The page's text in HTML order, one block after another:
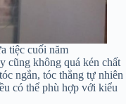
tiệc cuối năm
cũng không quá kén chất
ngắn, tóc thẳng tự nhiên
có thể phù hợp với kiểu